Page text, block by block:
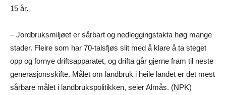
15 år.
– Jordbruksmiljøet er sårbart og nedleggingstakta høg mange
stader. Fleire som har 70-talsfjøs slit med å klare å ta steget
opp og fornye driftsapparatet, og drifta går gjerne fram til neste
generasjonsskifte. Målet om landbruk i heile landet er det mest
sårbare målet i landbrukspolitikken, seier Almås. (NPK)